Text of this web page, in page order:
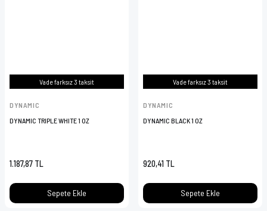
Vade farksız 3 taksit
DYNAMIC
DYNAMIC TRIPLE WHITE 1 OZ
1.187,87 TL
Sepete Ekle
Vade farksız 3 taksit
DYNAMIC
DYNAMIC BLACK 1 OZ
920,41 TL
Sepete Ekle